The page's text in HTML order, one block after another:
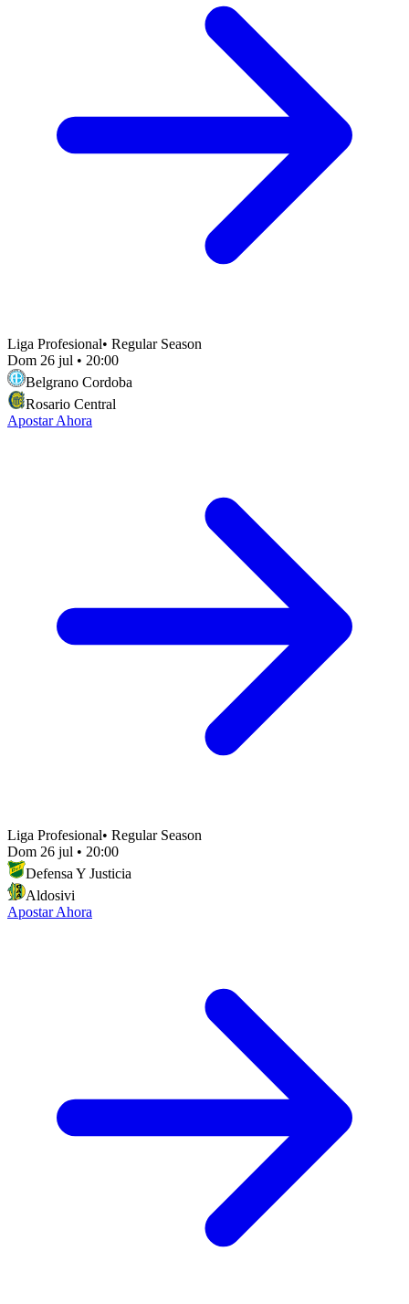
Liga Profesional• Regular Season
Dom 26 jul • 20:00
Belgrano Cordoba
Rosario Central
Apostar Ahora
Liga Profesional• Regular Season
Dom 26 jul • 20:00
Defensa Y Justicia
Aldosivi
Apostar Ahora